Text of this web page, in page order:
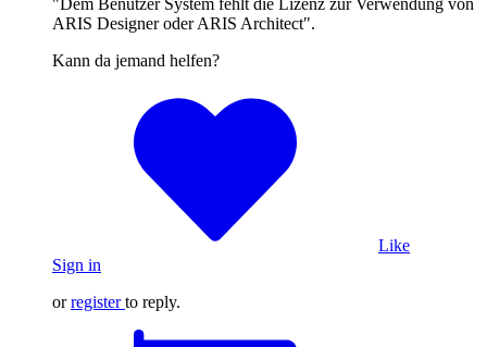
ARIS Designer oder ARIS Architect".
Kann da jemand helfen?
Like
Sign in
orregister to reply.